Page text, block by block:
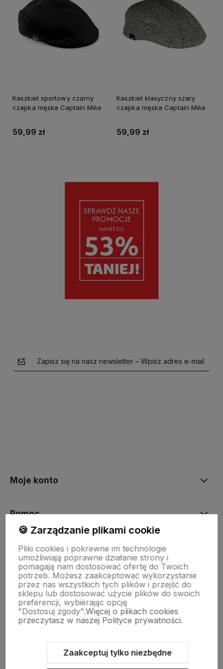
Kaszkiet sportowy czarny
czapka męska Captain Mike
59,99 zł
Kaszkiet klasyczny szary
czapka męska Captain Mike
59,99 zł
Zapisz się na nasz newsletter – Wpisz adres e-mail
Moje konto
Pomoc
KOLEKCJE
Nasze marki
O nas
Sklep internetowy Shoper Premium
Szablon Shoper Modern 3.0™
🍪 Zarządzanie plikami cookie
Pliki cookies i pokrewne im technologie
umożliwiają poprawne działanie strony i
pomagają nam dostosować ofertę do Twoich
potrzeb. Możesz zaakceptować wykorzystanie
przez nas wszystkich tych plików i przejść do
sklepu lub dostosować użycie plików do swoich
preferencji, wybierając opcję
"Dostosuj zgody".Więcej o plikach cookies
przeczytasz w naszej Polityce prywatności.
Zaakceptuj tylko niezbędne